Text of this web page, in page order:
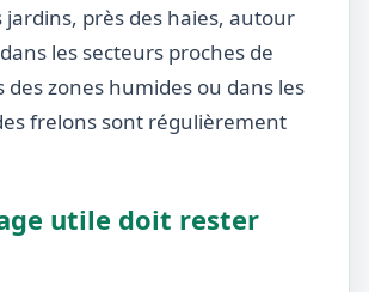
jardins, près des haies, autour
les secteurs proches de
des zones humides ou dans les
frelons sont régulièrement
utile doit rester